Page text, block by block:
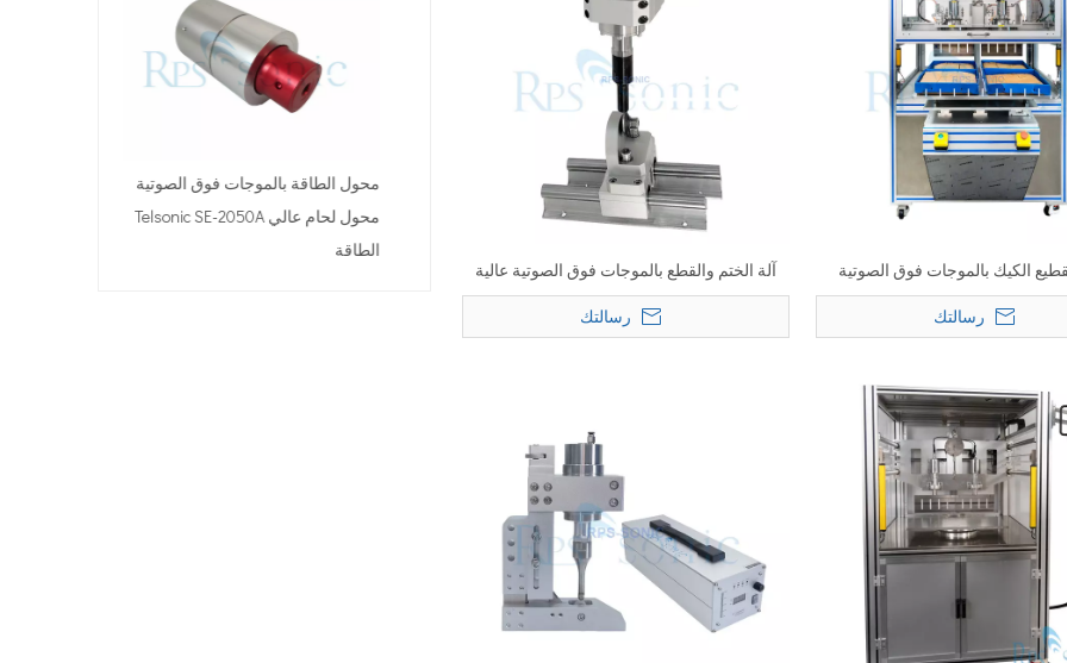
الصوتية لحام 40KHZ بالموجات فوق
ختم بالموجات فوق الصوتية
لقطع المواد الغذائية بالموجات فوق
الصوتية
العمل
الكيك بالموجات فوق الصوتية
عالية الجودة لتقطيع الطعام
فوق الصوتية لقطع الجبن في مخبز
رسالتك
آلة الختم والقطع بالموجات فوق الصوتية عالية
الجودة مع آلة الحز الأسطوانية مع أسطوانة الهواء
رسالتك